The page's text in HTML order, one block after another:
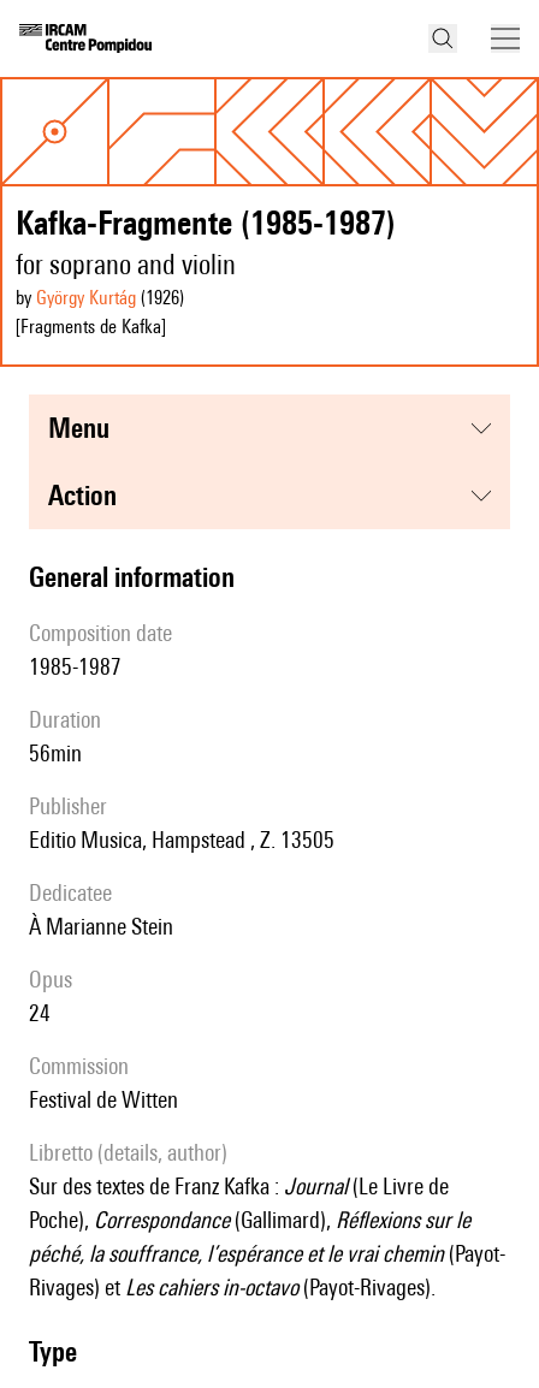
Kafka-Fragmente (1985-1987)
for soprano and violin
by György Kurtág (1926)
[Fragments de Kafka]
menu
action
general information
composition date
1985-1987
duration
56min
publisher
Editio Musica, Hampstead , Z. 13505
Dedicatee
à Marianne Stein
Opus
24
Commission
Festival de Witten
Libretto (details, author)
Sur des textes de Franz Kafka : Journal(Le Livre de
Poche), Correspondance(Gallimard), Réflexions sur le
péché, la souffrance, l’espérance et le vrai chemin(Payot-
Rivages) et Les cahiers in-octavo(Payot-Rivages).
type